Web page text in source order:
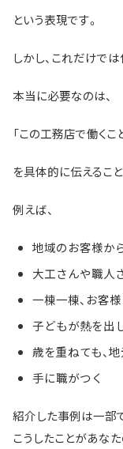
という表現です。
しかし、これだけでは
本当に必要なのは、
「この工務店で働く
を具体的に伝えること
例えば、
地域のお客様か
大工さんや職人
一棟一棟、お客
子どもが熱を出
歳を重ねても、
手に職がつく
紹介した事例は一部
こうしたことがあな